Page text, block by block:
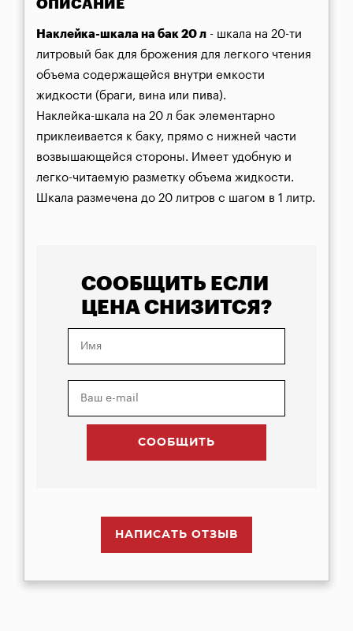
ОПИСАНИЕ
Наклейка-шкала на бак 20 л - шкала на 20-ти
литровый бак для брожения для легкого чтения
объема содержащейся внутри емкости
жидкости (браги, вина или пива).
Наклейка-шкала на 20 л бак элементарно
приклеивается к баку, прямо с нижней части
возвышающейся стороны. Имеет удобную и
легко-читаемую разметку объема жидкости.
Шкала размечена до 20 литров с шагом в 1 литр.
СООБЩИТЬ ЕСЛИ
ЦЕНА СНИЗИТСЯ?
НАПИСАТЬ ОТЗЫВ